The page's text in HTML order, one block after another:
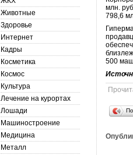
млн.
798,6
500
Животные
Здоровье
Интернет
Кадры
Косметика
Космос
Культура
Лечение на курортах
Лошади
Машиностроение
Медицина
Металл